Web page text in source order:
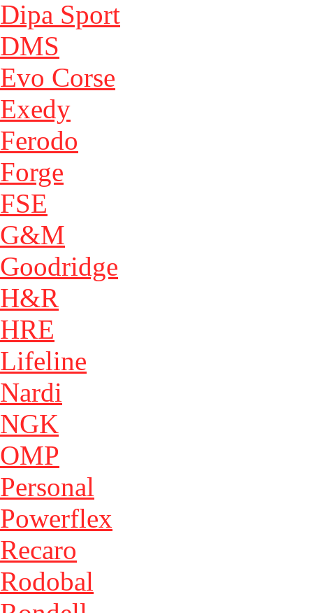
Dipa Sport
DMS
Evo Corse
Exedy
Ferodo
Forge
FSE
G&M
Goodridge
H&R
HRE
Lifeline
Nardi
NGK
OMP
Personal
Powerflex
Recaro
Rodobal